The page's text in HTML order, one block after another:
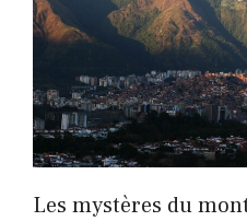
Les mystères du